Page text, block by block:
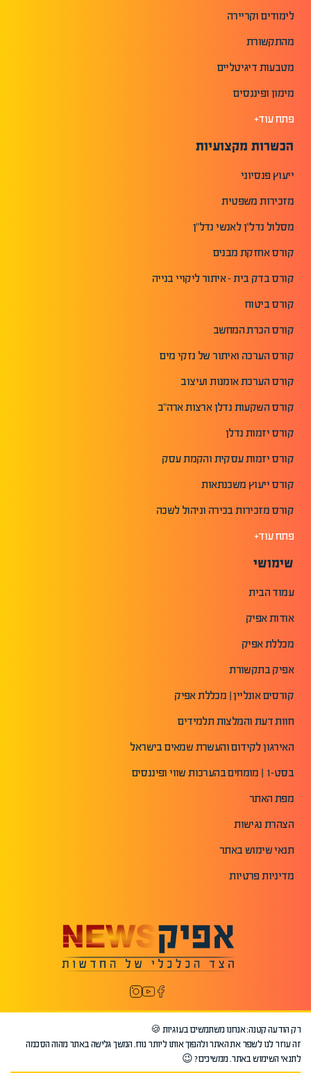
לימודים וקריירה
מהתקשורת
מטבעות דיגיטליים
מימון ופיננסים
פתח עוד+
הכשרות מקצועיות
ייעוץ פנסיוני
מזכירות משפטית
מסלול נדל"ן לאנשי נדל"ן
קורס אחזקת מבנים
קורס בדק בית - איתור ליקויי בנייה
קורס ביטוח
קורס הכרת המחשב
קורס הערכה ואיתור של נזקי מים
קורס הערכת אומנות ועיצוב
קורס השקעות נדלן ארצות ארה"ב
קורס יזמות נדלן
קורס יזמות עסקית והקמת עסק
קורס ייעוץ משכנתאות
קורס מזכירות בכירה וניהול לשכה
פתח עוד+
שימושי
עמוד הבית
אודות אפיק
מכללת אפיק
אפיק בתקשורת
קורסים אונליין | מכללת אפיק
חוות דעת והמלצות תלמידים
האירגון לקידום והעשרת שמאים בישראל
בסט-1 | מומחים בהערכות שווי ופיננסים
מפת האתר
הצהרת נגישות
תנאי שימוש באתר
מדיניות פרטיות
רק הודעה קטנה: אנחנו משתמשים בעוגיות 🍪
זה עוזר לנו לשפר את האתר ולהפוך אותו ליותר נוח. המשך גלישה באתר מהוה הסכמה
לתנאי השימוש באתר. ממשיכים? 😉